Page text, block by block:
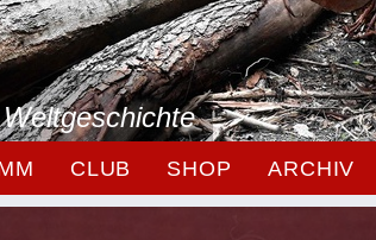
CLUB SHOP ARCHIV